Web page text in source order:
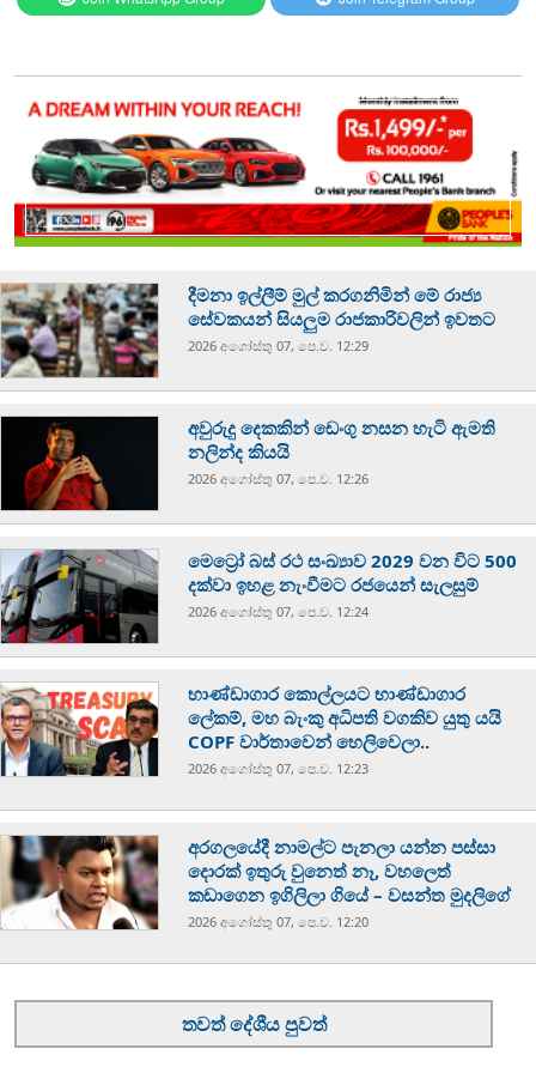
දීමනා ඉල්ලීම් මුල් කරගනිමින් මේ රාජ්‍ය
සේවකයන් සියලුම රාජකාරිවලින් ඉවතට
2026 අගෝස්‍තු 07, පෙ.ව. 12:29
අවුරුදු දෙකකින් ඩෙංගු නසන හැටි ඇමති
නලින්ද කියයි
2026 අගෝස්‍තු 07, පෙ.ව. 12:26
මෙට්‍රෝ බස් රථ සංඛ්‍යාව 2029 වන විට 500
දක්වා ඉහළ නැංවීමට රජයෙන් සැලසුම්
2026 අගෝස්‍තු 07, පෙ.ව. 12:24
භාණ්ඩාගාර කොල්ලයට භාණ්ඩාගාර
ලේකම්, මහ බැංකු අධිපති වගකිව යුතු යයි
COPF වාර්තාවෙන් හෙලිවෙලා..
2026 අගෝස්‍තු 07, පෙ.ව. 12:23
අරගලයේදී නාමල්ට පැනලා යන්න පස්ස‍ා
දොරක් ඉතුරු වුනෙත් නෑ, වහලෙත්
කඩාගෙන ඉගිලිලා ගියේ – වසන්ත මුදලිගේ
2026 අගෝස්‍තු 07, පෙ.ව. 12:20
තවත් දේශීය පුවත්